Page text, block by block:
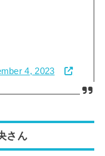
4, 2023
さん